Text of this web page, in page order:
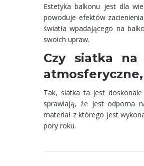
Estetyka balkonu jest dla
powoduje efektów
światła wpadającego na
swoich upraw.
Czy siatka
Tak, siatka ta jest
sprawiają, że jest odporna
materiał z którego jest
pory roku.